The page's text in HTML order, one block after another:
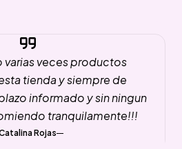
veces productos
tienda y siempre de
informado y sin ningun
tranquilamente!!!
Rojas